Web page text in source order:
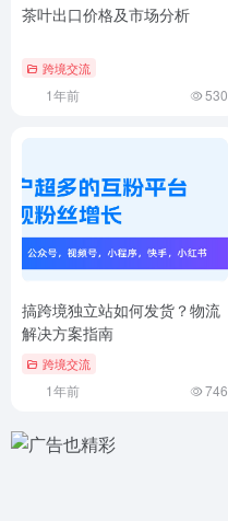
茶叶出口价格及市场分析
跨境交流
1年前 530
搞跨境独立站如何发货？物流
解决方案指南
跨境交流
1年前 746